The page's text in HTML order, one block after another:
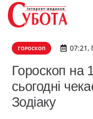
ГОРОСКОП 07:21,
Гороскоп на
сьогодні
Зодіаку